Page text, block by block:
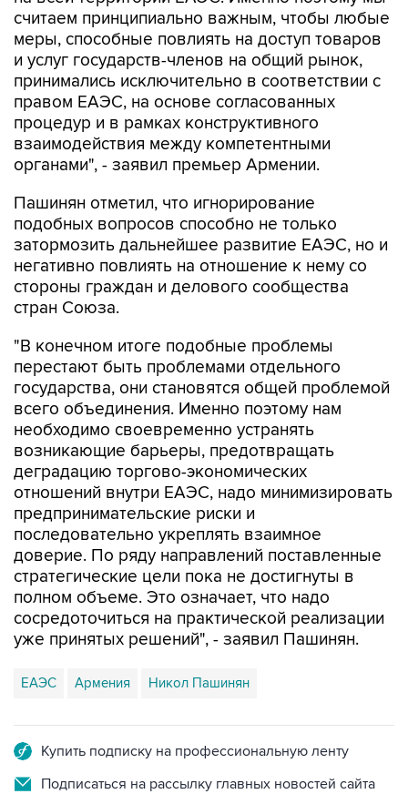
считаем принципиально важным, чтобы любые
меры, способные повлиять на доступ товаров
и услуг государств-членов на общий рынок,
принимались исключительно в соответствии с
правом ЕАЭС, на основе согласованных
процедур и в рамках конструктивного
взаимодействия между компетентными
органами", - заявил премьер Армении.
Пашинян отметил, что игнорирование
подобных вопросов способно не только
затормозить дальнейшее развитие ЕАЭС, но и
негативно повлиять на отношение к нему со
стороны граждан и делового сообщества
стран Союза.
"В конечном итоге подобные проблемы
перестают быть проблемами отдельного
государства, они становятся общей проблемой
всего объединения. Именно поэтому нам
необходимо своевременно устранять
возникающие барьеры, предотвращать
деградацию торгово-экономических
отношений внутри ЕАЭС, надо минимизировать
предпринимательские риски и
последовательно укреплять взаимное
доверие. По ряду направлений поставленные
стратегические цели пока не достигнуты в
полном объеме. Это означает, что надо
сосредоточиться на практической реализации
уже принятых решений", - заявил Пашинян.
ЕАЭС Армения Никол Пашинян
Купить подписку на профессиональную ленту
Подписаться на рассылку главных новостей сайта